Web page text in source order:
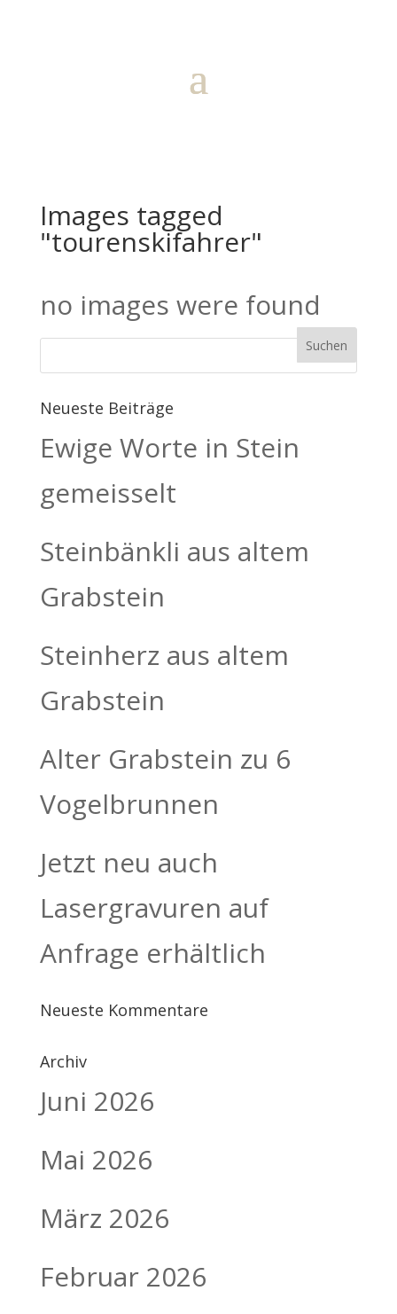
Images tagged
"tourenskifahrer"
no images were found
Neueste Beiträge
Ewige Worte in Stein
gemeisselt
Steinbänkli aus altem
Grabstein
Steinherz aus altem
Grabstein
Alter Grabstein zu 6
Vogelbrunnen
Jetzt neu auch
Lasergravuren auf
Anfrage erhältlich
Neueste Kommentare
Archiv
Juni 2026
Mai 2026
März 2026
Februar 2026